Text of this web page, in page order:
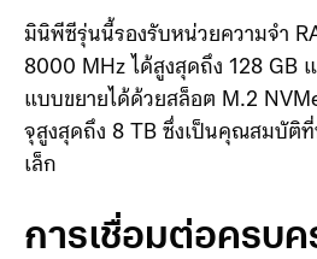
มินิพีซีรุ่นนี้รองรับหน่วยความจำ
8000 MHz ได้สูงสุดถึง 128 GB
แบบขยายได้ด้วยสล็อต M.2
จุสูงสุดถึง 8 TB ซึ่งเป็นคุณสมบัติที่